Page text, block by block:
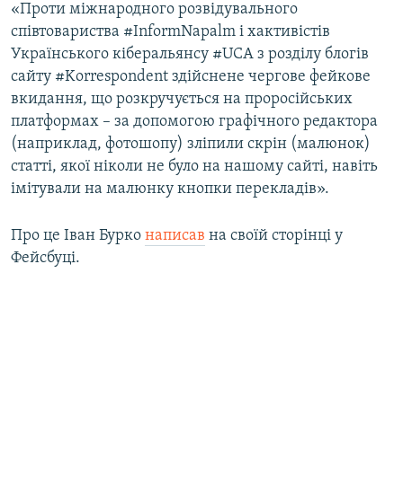
«Проти міжнародного розвідувального
співтовариства #InformNapalm і хактивістів
Українського кіберальянсу #UCA з розділу блогів
сайту #Korrespondent здійснене чергове фейкове
вкидання, що розкручується на проросійських
платформах – за допомогою графічного редактора
(наприклад, фотошопу) зліпили скрін (малюнок)
статті, якої ніколи не було на нашому сайті, навіть
імітували на малюнку кнопки перекладів».
Про це Іван Бурко написав на своїй сторінці у
Фейсбуці.